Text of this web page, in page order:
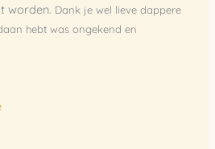
worden. Dank je wel lieve dappere
hebt was ongekend en